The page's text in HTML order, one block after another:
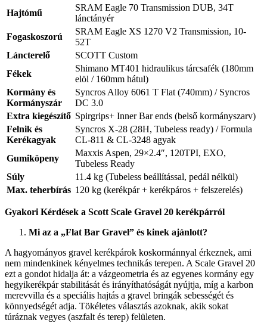
Hajtómű
SRAM Eagle 70 Transmission DUB, 34T
lánctányér
Fogaskoszorú
SRAM Eagle XS 1270 V2 Transmission, 10-
52T
Láncterelő
SCOTT Custom
Fékek
Shimano MT401 hidraulikus tárcsafék (180mm
elöl / 160mm hátul)
Kormány és
Kormányszár
Syncros Alloy 6061 T Flat (740mm) / Syncros
DC 3.0
Extra kiegészítő Spirgrips+ Inner Bar ends (belső kormányszarv)
Felnik és
Kerékagyak
Syncros X-28 (28H, Tubeless ready) / Formula
CL-811 & CL-3248 agyak
Gumiköpeny
Maxxis Aspen, 29×2.4″, 120TPI, EXO,
Tubeless Ready
Súly
11.4 kg (Tubeless beállítással, pedál nélkül)
Max. teherbírás 120 kg (kerékpár + kerékpáros + felszerelés)
Gyakori Kérdések a Scott Scale Gravel 20 kerékpárról
Mi az a „Flat Bar Gravel” és kinek ajánlott?
A hagyományos gravel kerékpárok koskormánnyal érkeznek, ami
nem mindenkinek kényelmes technikás terepen. A Scale Gravel 20
ezt a gondot hidalja át: a vázgeometria és az egyenes kormány egy
hegyikerékpár stabilitását és irányíthatóságát nyújtja, míg a karbon
merevvilla és a speciális hajtás a gravel bringák sebességét és
könnyedségét adja. Tökéletes választás azoknak, akik sokat
túráznak vegyes (aszfalt és terep) felületen.